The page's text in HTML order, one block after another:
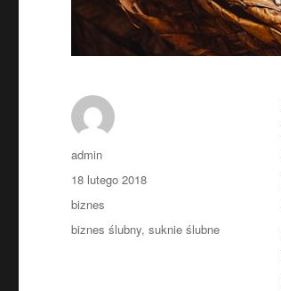
Autor
admin
Data
publikacji
18 lutego 2018
Kategorie
biznes
Tagi
biznes ślubny,suknie ślubne